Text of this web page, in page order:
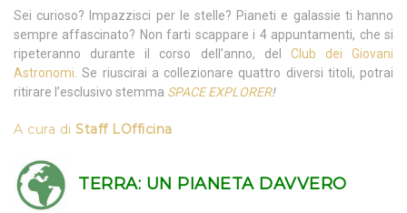
Sei curioso? Impazzisci per le stelle? Pianeti e galassie ti hanno
sempre affascinato? Non farti scappare i 4 appuntamenti, che si
ripeteranno durante il corso dell’anno, del Club dei Giovani
Astronomi. Se riuscirai a collezionare quattro diversi titoli, potrai
ritirare l’esclusivo stemma SPACE EXPLORER!
A cura di Staff LOfficina
TERRA: UN PIANETA DAVVERO